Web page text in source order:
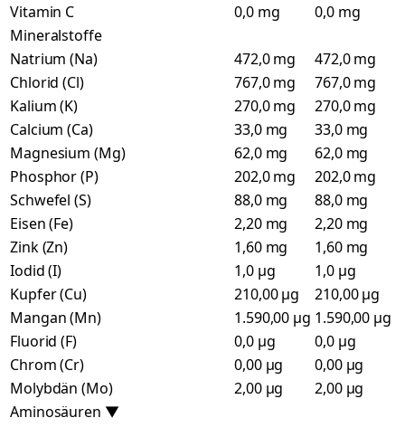
Vitamin C
0,0 mg
0,0 mg
Mineralstoffe
Natrium (Na)
472,0 mg
472,0 mg
Chlorid (Cl)
767,0 mg
767,0 mg
Kalium (K)
270,0 mg
270,0 mg
Calcium (Ca)
33,0 mg
33,0 mg
Magnesium (Mg)
62,0 mg
62,0 mg
Phosphor (P)
202,0 mg
202,0 mg
Schwefel (S)
88,0 mg
88,0 mg
Eisen (Fe)
2,20 mg
2,20 mg
Zink (Zn)
1,60 mg
1,60 mg
Iodid (I)
1,0 µg
1,0 µg
Kupfer (Cu)
210,00 µg
210,00 µg
Mangan (Mn)
1.590,00 µg 1.590,00 µg
Fluorid (F)
0,0 µg
0,0 µg
Chrom (Cr)
0,00 µg
0,00 µg
Molybdän (Mo)
2,00 µg
2,00 µg
Aminosäuren ▼